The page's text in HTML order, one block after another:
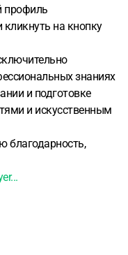
профиль
кликнуть на кнопку
знаниях
и подготовке
и искусственным
благодарность,